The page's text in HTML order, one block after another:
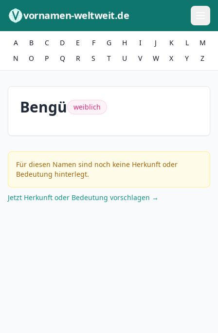
vornamen-weltweit.de
A B C D E F G H I J K L
M
N
O P Q R S T U V W X Y Z
Bengü weiblich
Für diesen Namen sind noch keine Herkunft oder
Bedeutung hinterlegt.
Jetzt Herkunft oder Bedeutung vorschlagen →